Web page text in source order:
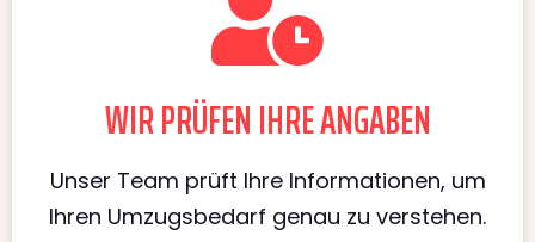
WIR PRÜFEN IHRE ANGABEN
Unser Team prüft Ihre Informationen, um
Ihren Umzugsbedarf genau zu verstehen.